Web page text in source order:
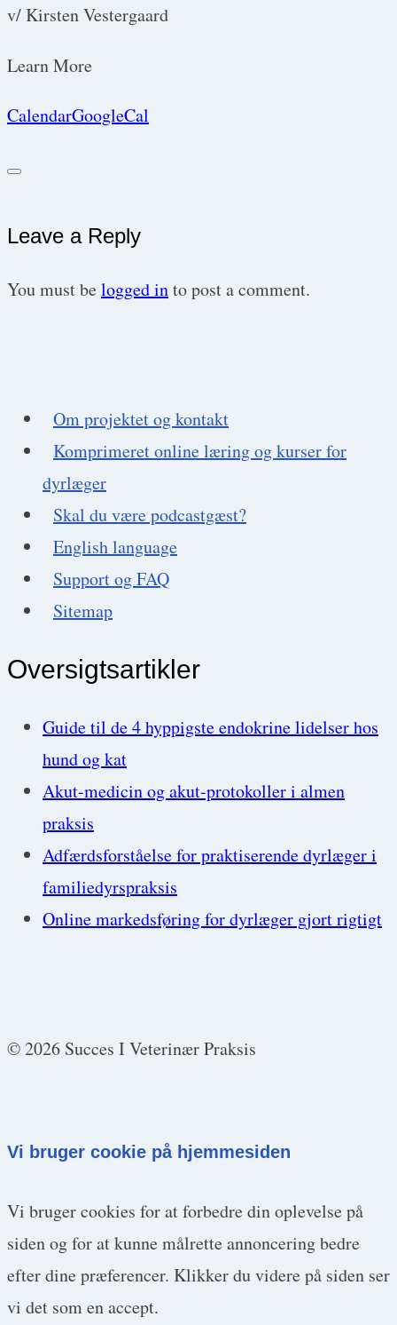
v/ Kirsten Vestergaard
Learn More
CalendarGoogleCal
Leave a Reply
You must belogged into post a comment.
Om projektet og kontakt
Komprimeret online læring og kurser for
dyrlæger
Skal du være podcastgæst?
English language
Support og FAQ
Sitemap
Oversigtsartikler
Guide til de 4 hyppigste endokrine lidelser hos
hund og kat
Akut-medicin og akut-protokoller i almen
praksis
Adfærdsforståelse for praktiserende dyrlæger i
familiedyrspraksis
Online markedsføring for dyrlæger gjort rigtigt
© 2026 Succes I Veterinær Praksis
Vi bruger cookie på hjemmesiden
Vi bruger cookies for at forbedre din oplevelse på
siden og for at kunne målrette annoncering bedre
efter dine præferencer. Klikker du videre på siden ser
vi det som en accept.